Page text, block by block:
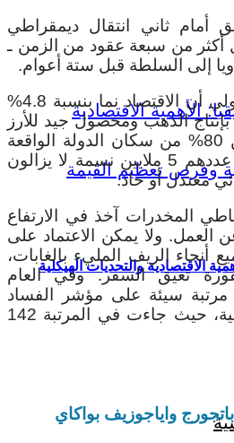
الاقتصادية والتحديات الهيكلية
أمام ثاني انتقال ديمقراطي
أكثر من سبعة عقود من الزمن ـ
إلى السلطة قبل ستة أعوام.
وتظهر بيانات البنك الدولي أن الاقتصاد نما بنسبة 4.8%
مدفوعا بإنتاج الذهب ومحصول جيد للأرز
والكسافا، لكن أكثر من 80% من سكان الدولة الواقعة
في غرب إفريقيا البالغ عددهم 5 ملايين نسمة لا يزالون
معتدل أو حاد.
المخدرات آخذ في الارتفاع
العمل. ولا يمكن الاعتماد على
أنحاء الريف المليء بالغابات،
تعيق السفر. وفي العام
مرتبة سيئة على مؤشر الفساد
لمنظمة الشفافية الدولية، حيث جاءت في المرتبة 142
جورج واياجوزيف بواكاي